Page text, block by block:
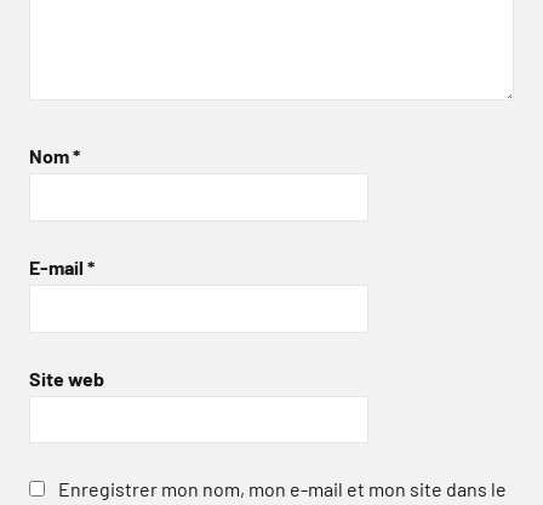
Nom*
E-mail *
Site web
Enregistrer mon nom, mon e-mail et mon site dans le